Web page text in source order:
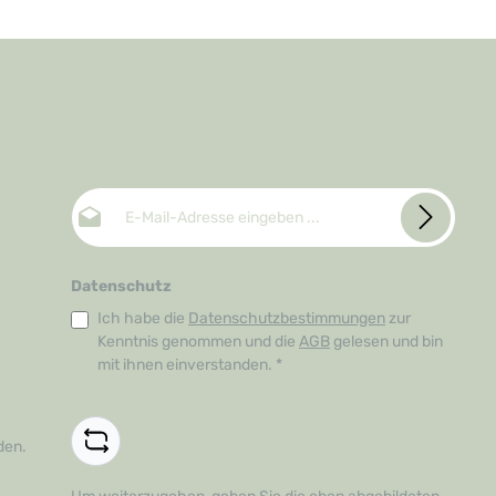
E-Mail-Adresse*
Datenschutz
Ich habe die Datenschutzbestimmungen zur
Kenntnis genommen und die AGB gelesen und bin
mit ihnen einverstanden. *